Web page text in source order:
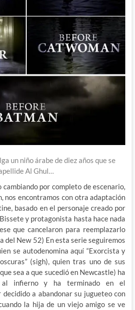
un niño árabe de diez años que se
Al Ghul…
cambiando por completo de escenario,
nos encontramos con otra adaptación
basado en el personaje creado por
y protagonista hasta hace nada
que cancelaron para reemplazarlo
del New 52) En esta serie seguiremos
se autodenomina aquí “Exorcista y
(sigh), quien tras uno de sus
sea a que sucedió en Newcastle) ha
al infierno y ha terminado en el
a abandonar su jugueteo con
la hija de un viejo amigo se ve